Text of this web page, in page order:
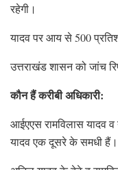
रहेगी।
यादव पर आय से 500
उत्तराखंड शासन को जांच
कौन हैं करीबी अधिकारी:
आईएएस रामविलास यादव
यादव एक दूसरे के समधी हैं।